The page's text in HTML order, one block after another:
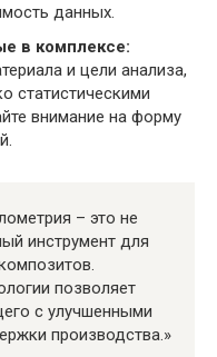
данных.
в комплексе:
и цели анализа,
статистическими
внимание на форму
– это не
инструмент для
позволяет
с улучшенными
производства.»